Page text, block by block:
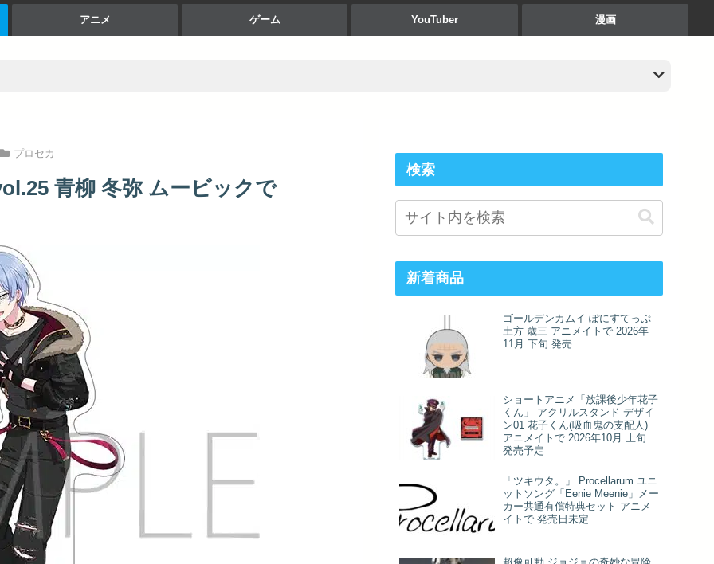
アニメ ゲーム YouTuber 漫画
プロセカ
青柳 冬弥 ムービックで
検索
新着商品
ゴールデンカムイ ぽにすてっぷ
土方 歳三 アニメイトで 2026年
11月 下旬 発売
ショートアニメ「放課後少年花子
くん」 アクリルスタンド デザイ
ン01 花子くん(吸血鬼の支配人)
アニメイトで 2026年10月 上旬
発売予定
「ツキウタ。」 Procellarum ユニ
ットソング「Eenie Meenie」メー
カー共通有償特典セット アニメ
イトで 発売日未定